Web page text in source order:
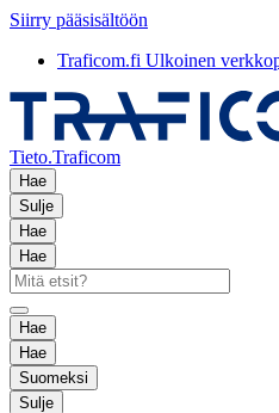
Siirry pääsisältöön
Traficom.fi Ulkoinen
Tieto.Traficom
Hae
Sulje
Hae
Hae
Hae
Hae
Suomeksi
Sulje